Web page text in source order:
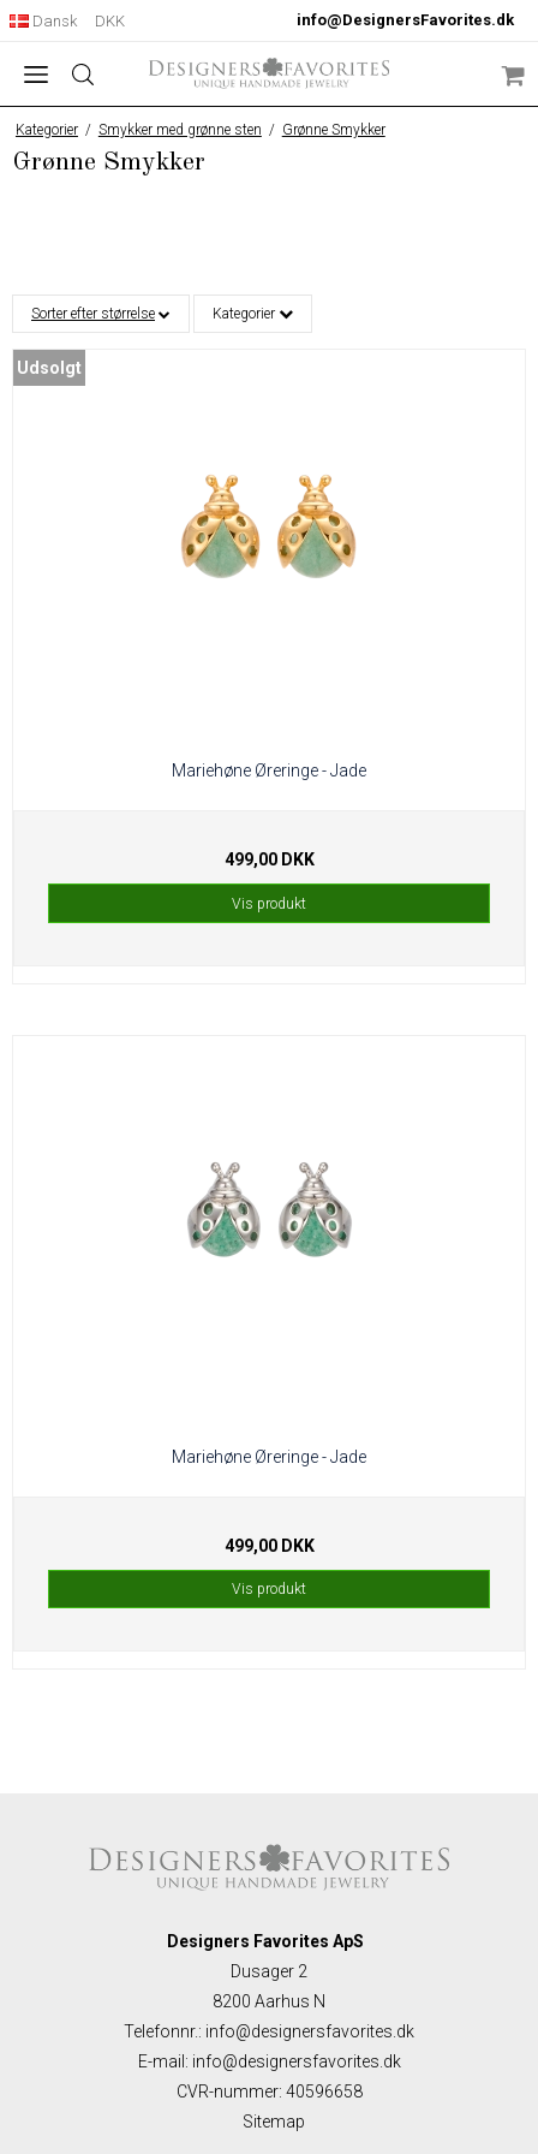
info@DesignersFavorites.dk
Dansk DKK
Kategorier / Smykker med grønne sten / Grønne Smykker
Grønne Smykker
Sorter efter størrelse Kategorier
Udsolgt
Mariehøne Øreringe - Jade
499,00 DKK
Vis produkt
Mariehøne Øreringe - Jade
499,00 DKK
Vis produkt
Designers Favorites ApS
Dusager 2
8200 Aarhus N
Telefonnr.: info@designersfavorites.dk
E-mail : info@designersfavorites.dk
CVR-nummer: 40596658
Sitemap